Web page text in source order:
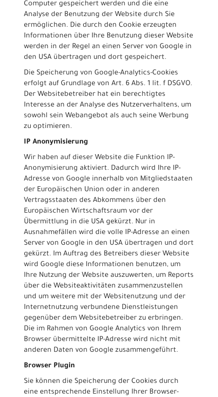
Computer gespeichert werden und die eine
Analyse der Benutzung der Website durch Sie
ermöglichen. Die durch den Cookie erzeugten
Informationen über Ihre Benutzung dieser Website
werden in der Regel an einen Server von Google in
den USA übertragen und dort gespeichert.
Die Speicherung von Google-Analytics-Cookies
erfolgt auf Grundlage von Art. 6 Abs. 1 lit. f DSGVO.
Der Websitebetreiber hat ein berechtigtes
Interesse an der Analyse des Nutzerverhaltens, um
sowohl sein Webangebot als auch seine Werbung
zu optimieren.
IP Anonymisierung
Wir haben auf dieser Website die Funktion IP-
Anonymisierung aktiviert. Dadurch wird Ihre IP-
Adresse von Google innerhalb von Mitgliedstaaten
der Europäischen Union oder in anderen
Vertragsstaaten des Abkommens über den
Europäischen Wirtschaftsraum vor der
Übermittlung in die USA gekürzt. Nur in
Ausnahmefällen wird die volle IP-Adresse an einen
Server von Google in den USA übertragen und dort
gekürzt. Im Auftrag des Betreibers dieser Website
wird Google diese Informationen benutzen, um
Ihre Nutzung der Website auszuwerten, um Reports
über die Websiteaktivitäten zusammenzustellen
und um weitere mit der Websitenutzung und der
Internetnutzung verbundene Dienstleistungen
gegenüber dem Websitebetreiber zu erbringen.
Die im Rahmen von Google Analytics von Ihrem
Browser übermittelte IP-Adresse wird nicht mit
anderen Daten von Google zusammengeführt.
Browser Plugin
Sie können die Speicherung der Cookies durch
eine entsprechende Einstellung Ihrer Browser-